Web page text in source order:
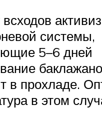
системы,
5–6 дней
в прохладе.
в этом